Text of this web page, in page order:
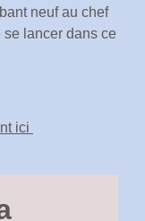
neuf au chef
lancer dans ce
ici